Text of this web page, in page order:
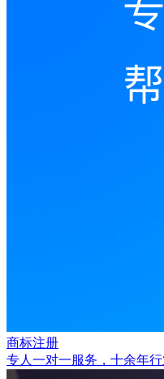
商标注册
专人一对一服务，十余年